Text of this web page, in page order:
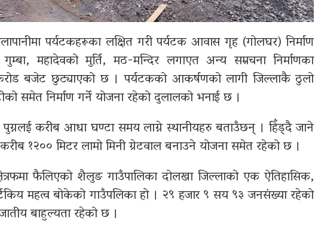
पर्यटकहरूका लक्षित गरी पर्यटक आवास गृह (गोलघर) निर्माण
महादेवको मुर्ति, मठ-मन्दिर लगाएत अन्य सम्रचना निर्माणका
बजेट छुट्याएको छ । पर्यटकको आकर्षणको लागी जिल्लाकै ठुलो
समेत निर्माण गर्ने योजना रहेको दुलालको भनाई छ ।
करीब आधा घण्टा समय लाग्ने स्थानीयहरु बताउँछन् । हिँड्दै जाने
१२०० मिटर लामो मिनी ग्रेटवाल बनाउने योजना समेत रहेको छ ।
फैलिएको शैलुङ गाउँपालिका दोलखा जिल्लाको एक ऐतिहासिक,
महत्व बोकेको गाउँपलिका हो । २९ हजार ९ सय ९३ जनसंख्या रहेको
बाहुल्यता रहेको छ ।